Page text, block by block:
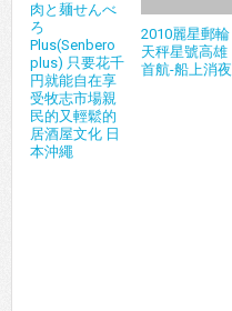
肉と麺せんべ
ろ
Plus(Senbero
plus) 只要花千
円就能自在享
受牧志市場親
民的又輕鬆的
居酒屋文化 日
本沖繩
2010麗星郵輪
天秤星號高雄
首航-船上消夜